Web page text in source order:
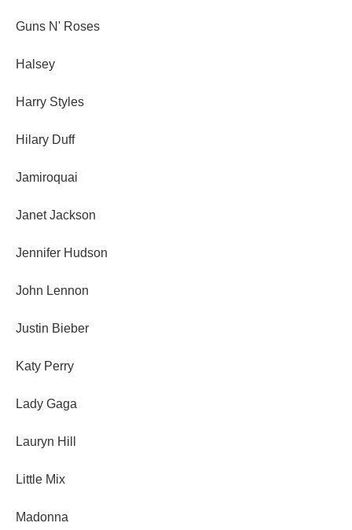
Guns N' Roses
Halsey
Harry Styles
Hilary Duff
Jamiroquai
Janet Jackson
Jennifer Hudson
John Lennon
Justin Bieber
Katy Perry
Lady Gaga
Lauryn Hill
Little Mix
Madonna